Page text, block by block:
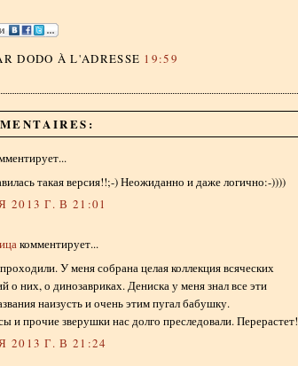
DODO À L'ADRESSE 19:59
такая версия!!;-) Неожиданно и даже логично:-))))
2013 Г. В 21:01
комментирует...
У меня собрана целая коллекция всяческих
о них, о динозавриках. Дениска у меня знал все эти
наизусть и очень этим пугал бабушку.
и прочие зверушки нас долго преследовали. Перерастет!
2013 Г. В 21:24